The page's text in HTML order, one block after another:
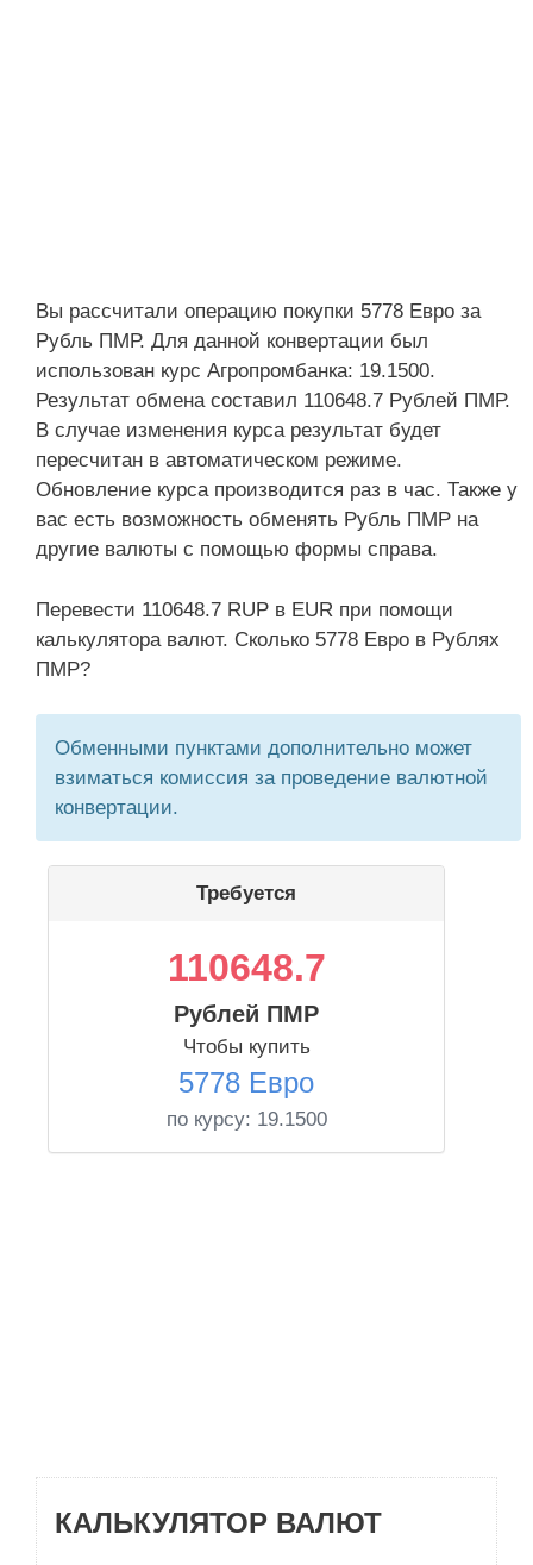
Вы рассчитали операцию покупки 5778 Евро за
Рубль ПМР. Для данной конвертации был
использован курс Агропромбанка: 19.1500.
Результат обмена составил 110648.7 Рублей ПМР.
В случае изменения курса результат будет
пересчитан в автоматическом режиме.
Обновление курса производится раз в час. Также у
вас есть возможность обменять Рубль ПМР на
другие валюты с помощью формы справа.
Перевести 110648.7 RUP в EUR при помощи
калькулятора валют. Сколько 5778 Евро в Рублях
ПМР?
Обменными пунктами дополнительно может
взиматься комиссия за проведение валютной
конвертации.
Требуется
110648.7
Рублей ПМР
Чтобы купить
5778 Евро
по курсу: 19.1500
КАЛЬКУЛЯТОР ВАЛЮТ